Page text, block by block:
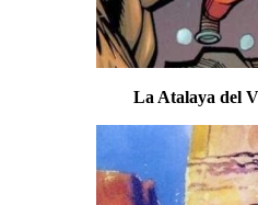
La Atalaya del